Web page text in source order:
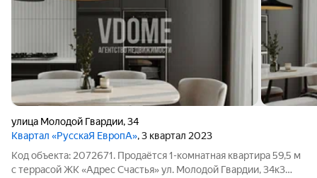
улица Молодой Гвардии,34
Квартал «РусскаЯ ЕвропА», 3 квартал 2023
Код объекта: 2072671. Продаётся 1-комнатная квартира 59,5 м
с террасой ЖК «Адрес Счастья» ул. Молодой Гвардии, 34к3